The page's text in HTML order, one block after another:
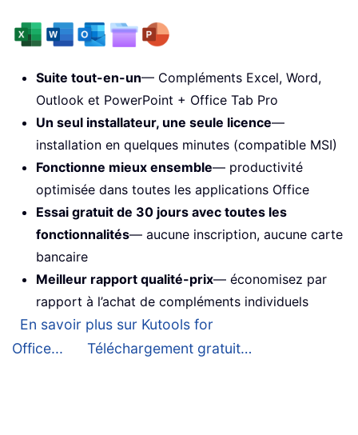
Suite tout-en-un— Compléments Excel, Word,
Outlook et PowerPoint + Office Tab Pro
Un seul installateur, une seule licence—
installation en quelques minutes (compatible MSI)
Fonctionne mieux ensemble— productivité
optimisée dans toutes les applications Office
Essai gratuit de 30 jours avec toutes les
fonctionnalités— aucune inscription, aucune carte
bancaire
Meilleur rapport qualité-prix— économisez par
rapport à l’achat de compléments individuels
En savoir plus sur Kutools for
Office...
Téléchargement gratuit…